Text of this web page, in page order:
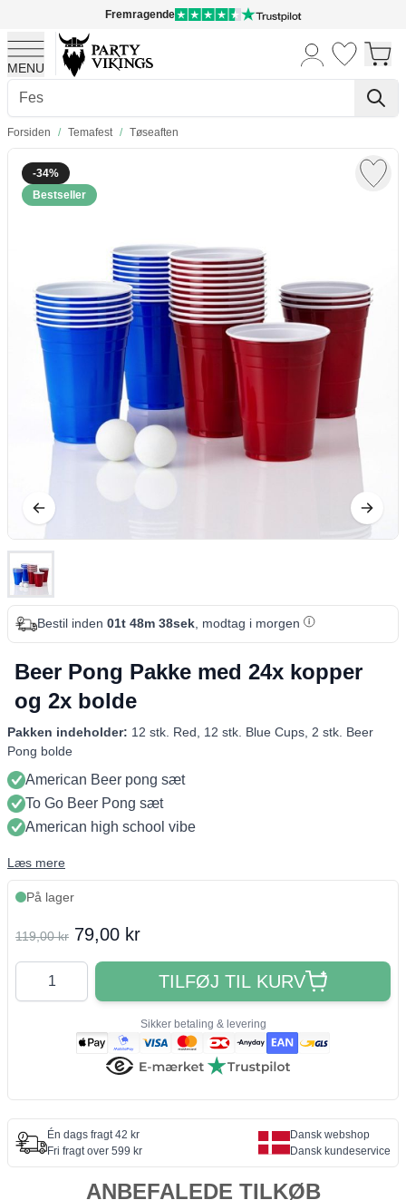
Fremragende
MENU
Skip to Content
Forsiden / Temafest / Tøseaften
-34%
Bestseller
Bestil inden 01t 48m 37sek, modtag i morgen
Beer Pong Pakke med 24x kopper
og 2x bolde
Pakken indeholder: 12 stk. Red, 12 stk. Blue Cups, 2 stk. Beer
Pong bolde
American Beer pong sæt
To Go Beer Pong sæt
American high school vibe
Læs mere
På lager
Final product price
119,00 kr 79,00 kr
Antal
TILFØJ TIL KURV
Sikker betaling & levering
Én dags fragt 42 kr
Fri fragt over 599 kr
Dansk webshop
Dansk kundeservice
ANBEFALEDE TILKØB